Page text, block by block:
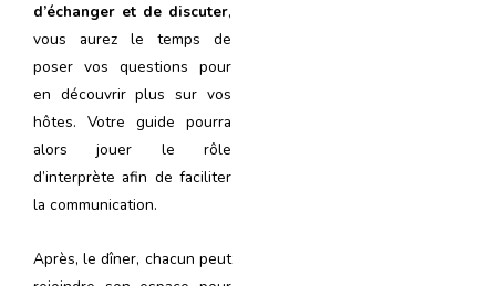
d’échanger et de discuter,
vous aurez le temps de
poser vos questions pour
en découvrir plus sur vos
hôtes. Votre guide pourra
alors jouer le rôle
d’interprète afin de faciliter
la communication.
Après, le dîner, chacun peut